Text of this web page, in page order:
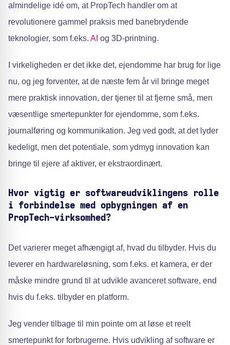
almindelige idé om, at PropTech handler om at
revolutionere gammel praksis med banebrydende
teknologier, som f.eks. AI og 3D-printning.
I virkeligheden er det ikke det, ejendomme har brug for lige
nu, og jeg forventer, at de næste fem år vil bringe meget
mere praktisk innovation, der tjener til at fjerne små, men
væsentlige smertepunkter for ejendomme, som f.eks.
journalføring og kommunikation. Jeg ved godt, at det lyder
kedeligt, men det potentiale, som ydmyg innovation kan
bringe til ejere af aktiver, er ekstraordinært.
Hvor vigtig er softwareudviklingens rolle
i forbindelse med opbygningen af en
PropTech-virksomhed?
Det varierer meget afhængigt af, hvad du tilbyder. Hvis du
leverer en hardwareløsning, som f.eks. et kamera, er der
måske mindre grund til at udvikle avanceret software, end
hvis du f.eks. tilbyder en platform.
Jeg vender tilbage til min pointe om at løse et reelt
smertepunkt for forbrugerne. Hvis udvikling af software er